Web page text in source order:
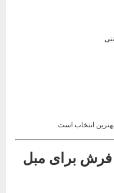
انتخاب است.
فرش برای مبل